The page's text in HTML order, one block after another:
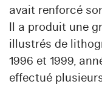
avait renforcé
Il a produit une
illustrés de
1996 et 1999,
effectué